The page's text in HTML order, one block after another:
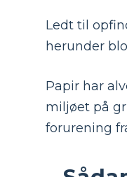
Ledt til
herunder
Papir har
miljøet på
forurening